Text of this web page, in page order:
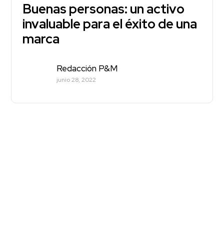
Buenas personas: un activo
invaluable para el éxito de una
marca
Redacción P&M
junio 28, 2022